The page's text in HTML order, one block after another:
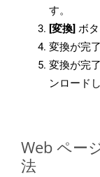
す。
[変換] ボ
変換が完
変換が完
ンロード
Web ペー
法